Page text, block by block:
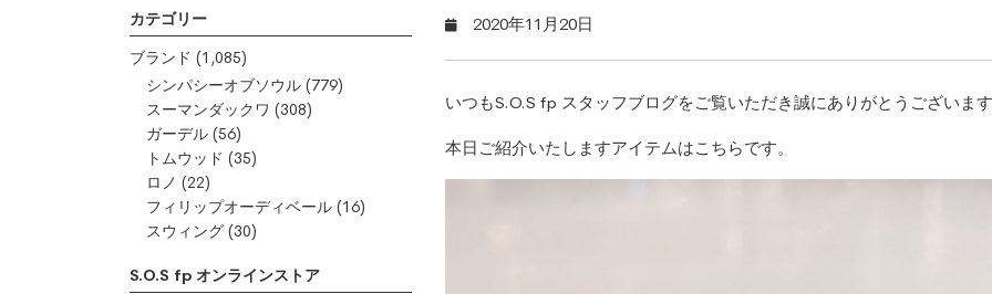
カテゴリー
ブランド (1,085)
シンパシーオブソウル (779)
スーマンダックワ (308)
ガーデル (56)
トムウッド (35)
ロノ (22)
フィリップオーディベール (16)
スウィング (30)
S.O.S fp オンラインストア
2020年11月20日
いつもS.O.S fp スタッフブログをご覧いただき誠にありがとうございま
本日ご紹介いたしますアイテムはこちらです。